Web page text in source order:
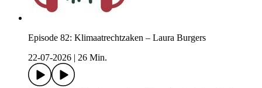
Episode 82: Klimaatrechtzaken – Laura Burgers
22-07-2026
26 Min.